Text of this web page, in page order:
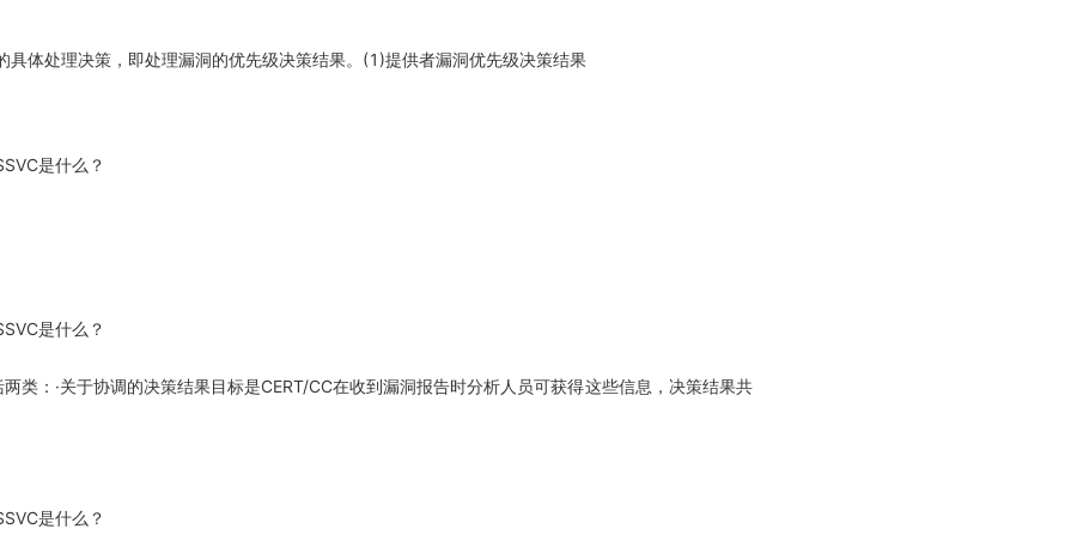
体处理决策，即处理漏洞的优先级决策结果。(1)提供者漏洞优先级决策结果
：·关于协调的决策结果目标是CERT/CC在收到漏洞报告时分析人员可获得这些信息，决策结果共